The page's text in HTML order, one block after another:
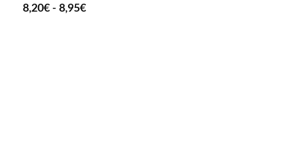
8,20€ - 8,95€Rango